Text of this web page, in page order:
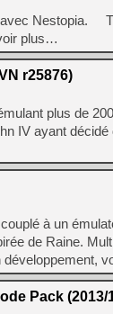
Nestopia.
plus…
r25876)
plus de
IV ayant
couplé à un
de Raine.
développement,
Pack (2013/